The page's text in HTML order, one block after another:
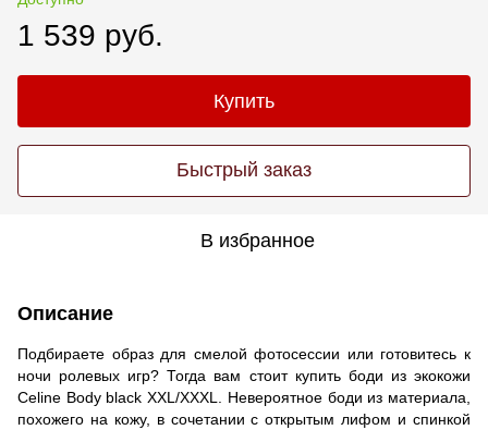
1 539 руб.
Купить
Быстрый заказ
В избранное
Описание
Подбираете образ для смелой фотосессии или готовитесь к
ночи ролевых игр? Тогда вам стоит купить боди из экокожи
Celine Body black XXL/XXXL. Невероятное боди из материала,
похожего на кожу, в сочетании с открытым лифом и спинкой